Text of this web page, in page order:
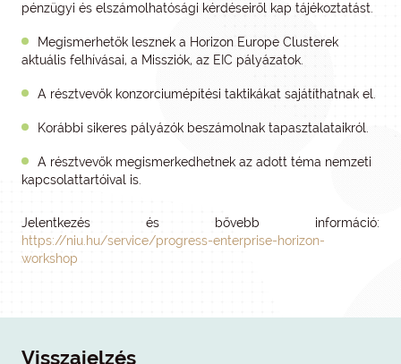
pénzügyi és elszámolhatósági kérdéseiről kap tájékoztatást.
Megismerhetők lesznek a Horizon Europe Clusterek
aktuális felhívásai, a Missziók, az EIC pályázatok.
A résztvevők konzorciumépítési taktikákat sajátíthatnak el.
Korábbi sikeres pályázók beszámolnak tapasztalataikról.
A résztvevők megismerkedhetnek az adott téma nemzeti
kapcsolattartóival is.
Jelentkezés és bővebb információ:
https://niu.hu/service/progress-enterprise-horizon-
workshop
Visszajelzés